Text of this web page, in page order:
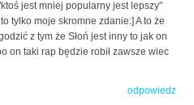
jest mniej popularny jest lepszy"
tylko moje skromne zdanie:] A to że
z tym że Słoń jest inny to jak on
on taki rap będzie robił zawsze wiec
odpowiedz